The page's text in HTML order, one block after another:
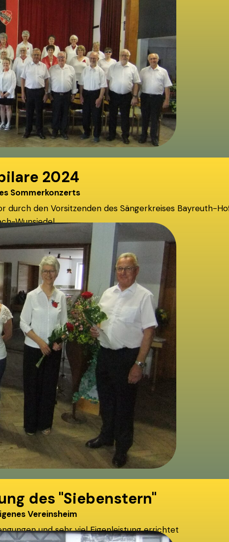
2024
Sommerkonzerts
durch den Vorsitzenden des Sängerkreises Bayreuth-
Wunsiedel
des "Siebenstern"
Vereinsheim
und sehr viel Eigenleistung errichtet